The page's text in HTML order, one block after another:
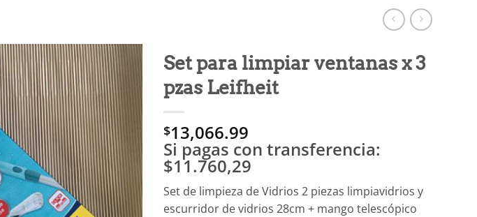
Añadir
a la
lista
de
deseos
Set para limpiar ventanas x 3
pzas Leifheit
$13,066.99
Si pagas con transferencia:
$11.760,29
Set de limpieza de Vidrios 2 piezas limpiavidrios y
escurridor de vidrios 28cm + mango telescópico